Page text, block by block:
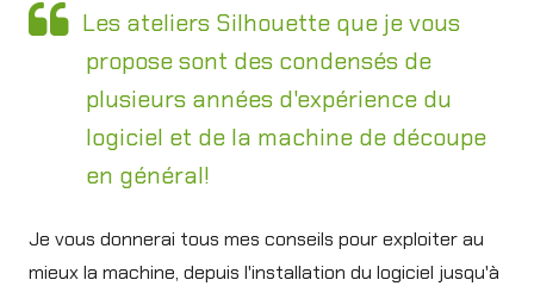
Les ateliers Silhouette que je vous
propose sont des condensés de
plusieurs années d'expérience du
logiciel et de la machine de découpe
en général!
Je vous donnerai tous mes conseils pour exploiter au
mieux la machine, depuis l'installation du logiciel jusqu'à